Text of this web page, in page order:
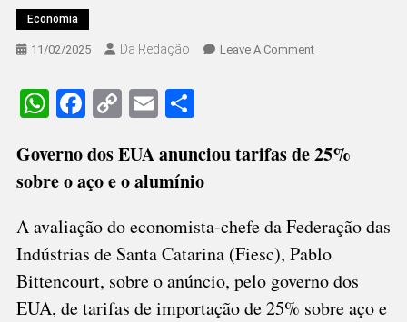
Economia
11/02/2025 Da Redação Leave A CommentOn
PREOCUPANTES,
WhatsApp
Facebook
CopyEmailShare
Governo dos EUA anunciou tarifas de 25%
sobre o aço e o alumínio
A avaliação do economista-chefe da Federação das
Indústrias de Santa Catarina (Fiesc), Pablo
Bittencourt, sobre o anúncio, pelo governo dos
EUA, de tarifas de importação de 25% sobre aço e